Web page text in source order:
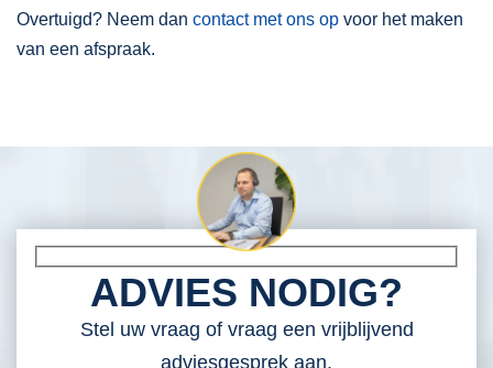
Overtuigd? Neem dan contact met ons op voor het maken
van een afspraak.
ADVIES NODIG?
Stel uw vraag of vraag een vrijblijvend
adviesgesprek aan.